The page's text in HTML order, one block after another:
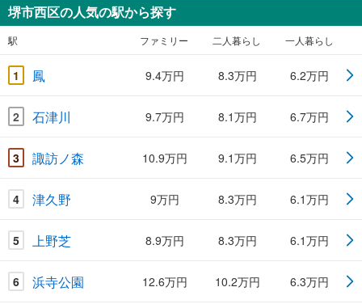
堺市西区の人気の駅から探す
駅 ファミリー 二人暮らし 一人暮らし
1 鳳 9.4万円 8.3万円 6.2万円
2 石津川 9.7万円 8.1万円 6.7万円
3 諏訪ノ森 10.9万円 9.1万円 6.5万円
4 津久野 9万円 8.3万円 6.1万円
5 上野芝 8.9万円 8.3万円 6.1万円
6 浜寺公園 12.6万円 10.2万円 6.3万円